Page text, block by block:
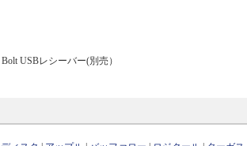
USBレシーバー(別売）